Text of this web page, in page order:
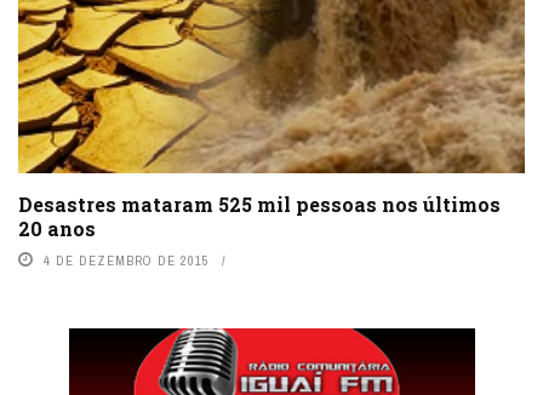
Desastres mataram 525 mil pessoas nos últimos
20 anos
4 DE DEZEMBRO DE 2015